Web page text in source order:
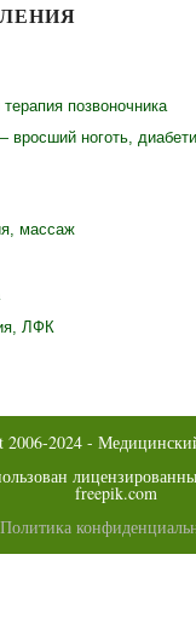
позвоночника
в
вросший ноготь,
массажОткроется
Откроется
в
ЛФК
2006-2024 -
freepik.com
Политика